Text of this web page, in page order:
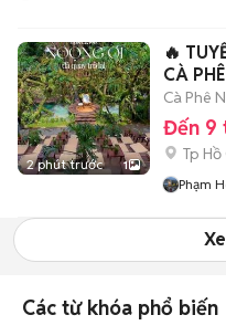
2 phút trước 1
🔥
CÀ
Cà Phê
Đến 9
Tp Hồ
Phạm
Các từ khóa phổ biến